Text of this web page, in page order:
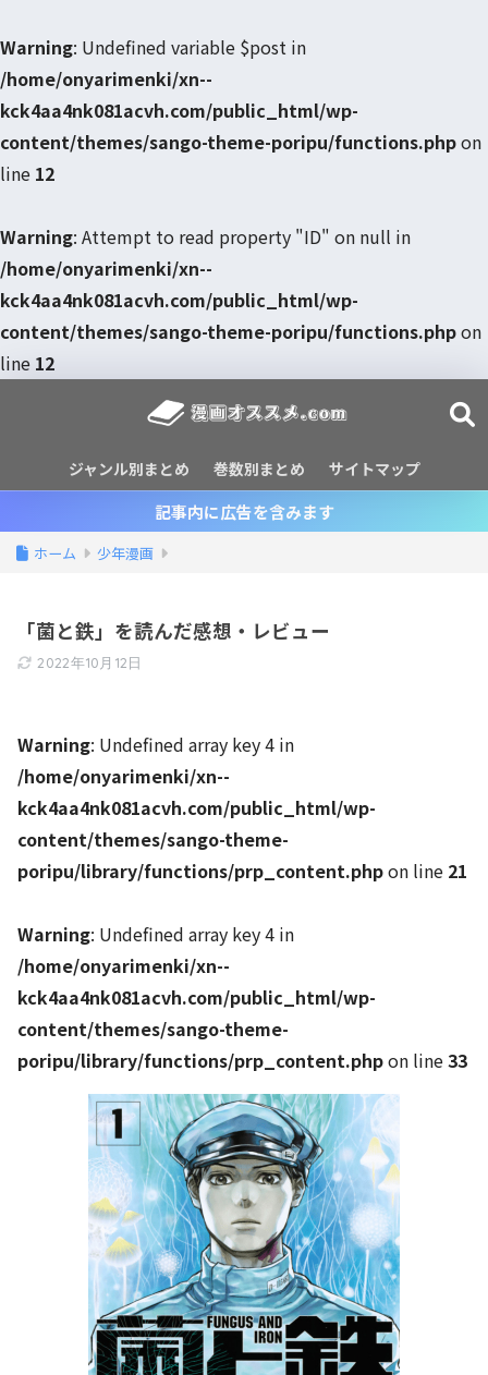
Warning: Undefined variable $post in
/home/onyarimenki/xn--
kck4aa4nk081acvh.com/public_html/wp-
content/themes/sango-theme-poripu/functions.phpon
line 12
Warning: Attempt to read property "ID" on null in
/home/onyarimenki/xn--
kck4aa4nk081acvh.com/public_html/wp-
content/themes/sango-theme-poripu/functions.phpon
line 12
ジャンル別まとめ 巻数別まとめ サイトマップ
記事内に広告を含みます
ホーム 少年漫画
「菌と鉄」を読んだ感想・レビュー
2022年10月12日
Warning: Undefined array key 4 in
/home/onyarimenki/xn--
kck4aa4nk081acvh.com/public_html/wp-
content/themes/sango-theme-
poripu/library/functions/prp_content.phpon line 21
Warning: Undefined array key 4 in
/home/onyarimenki/xn--
kck4aa4nk081acvh.com/public_html/wp-
content/themes/sango-theme-
poripu/library/functions/prp_content.phpon line33